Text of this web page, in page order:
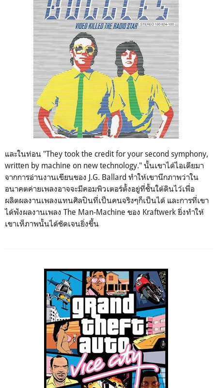
และในท่อน "They took the credit for your second symphony,
written by machine on new technology." นั้นเขาได้ไอเดียมา
จากการอ่านงานเขียนของ J.G. Ballard ทำให้เขานึกภาพว่าใน
อนาคตค่ายเพลงอาจจะมีคอมพิวเตอร์ตั้งอยู่ที่ชั้นใต้ดินไว้เพื่อ
ผลิตผลงานเพลงแทนศิลปินที่เป็นคนจริงๆก็เป็นได้ และการที่เขา
ได้ฟังผลงานเพลง The Man-Machine ของ Kraftwerk ยิ่งทำให้
เขาเห็ภาพนั้นได้ชัดเจนยิ่งขึ้น